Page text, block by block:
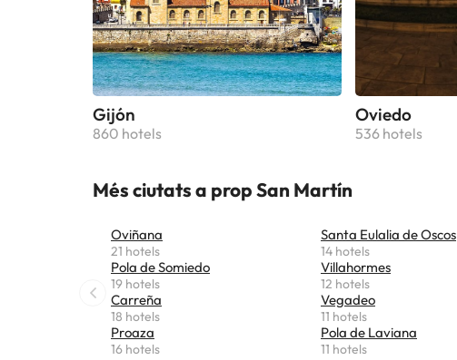
Gijón
860 hotels
Oviedo
536 hotels
Més ciutats a prop San Martín
Oviñana
21 hotels
Pola de Somiedo
19 hotels
Carreña
18 hotels
Proaza
16 hotels
Santa Eulalia de Oscos
14 hotels
Villahormes
12 hotels
Vegadeo
11 hotels
Pola de Laviana
11 hotels